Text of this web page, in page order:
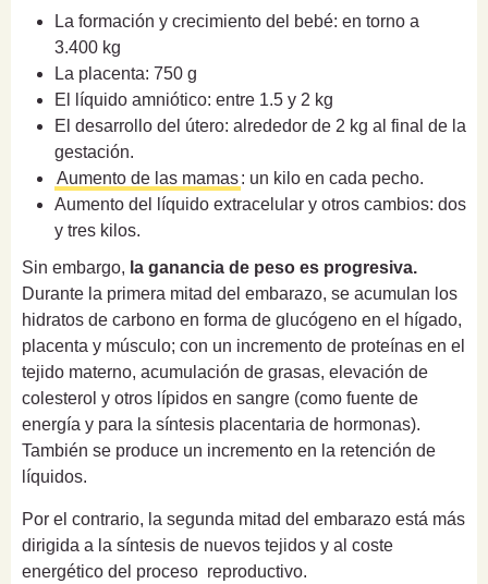
La formación y crecimiento del bebé: en torno a
3.400 kg
La placenta: 750 g
El líquido amniótico: entre 1.5 y 2 kg
El desarrollo del útero: alrededor de 2 kg al final de la
gestación.
Aumento de las mamas: un kilo en cada pecho.
Aumento del líquido extracelular y otros cambios: dos
y tres kilos.
Sin embargo, la ganancia de peso es progresiva.
Durante la primera mitad del embarazo, se acumulan los
hidratos de carbono en forma de glucógeno en el hígado,
placenta y músculo; con un incremento de proteínas en el
tejido materno, acumulación de grasas, elevación de
colesterol y otros lípidos en sangre (como fuente de
energía y para la síntesis placentaria de hormonas).
También se produce un incremento en la retención de
líquidos.
Por el contrario, la segunda mitad del embarazo está más
dirigida a la síntesis de nuevos tejidos y al coste
energético del proceso reproductivo.